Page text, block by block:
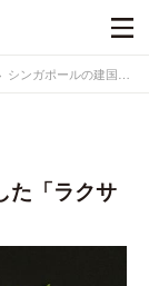
シンガポールの建国記念日を記念した「ラクサラーメン」フェア
た「ラクサ